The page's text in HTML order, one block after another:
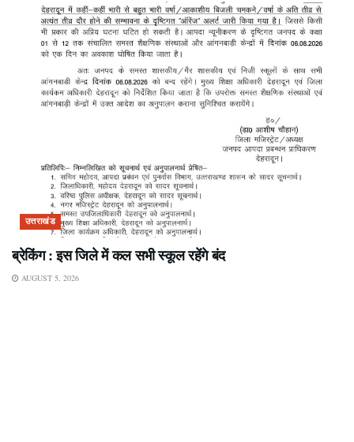
उत्तराखंड
ब्रेकिंग : इस जिले में कल सभी स्कूल रहेंगे बंद
AUGUST 5, 2026